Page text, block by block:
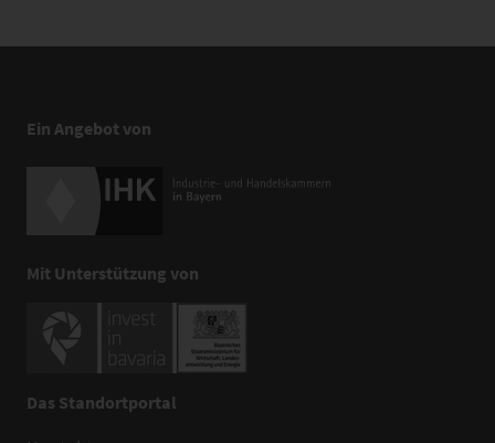
Ein Angebot von
Mit Unterstützung von
Das Standortportal